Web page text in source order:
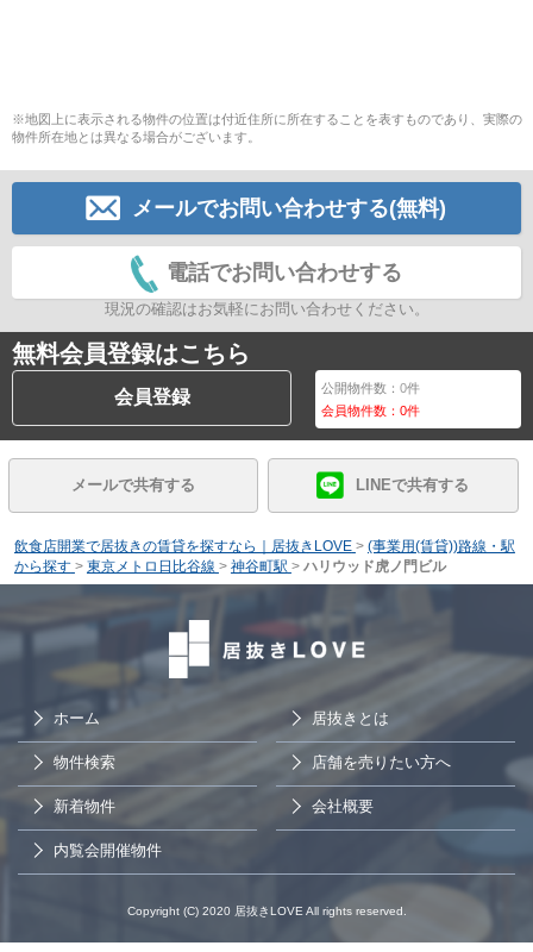
※地図上に表示される物件の位置は付近住所に所在することを表すものであり、実際の
物件所在地とは異なる場合がございます。
メールでお問い合わせする(無料)
電話でお問い合わせする
現況の確認はお気軽にお問い合わせください。
無料会員登録はこちら
会員登録 公開物件数：0件
会員物件数：0件
メールで共有する LINEで共有する
飲食店開業で居抜きの賃貸を探すなら｜居抜きLOVE > (事業用(賃貸))路線・駅
から探す > 東京メトロ日比谷線 > 神谷町駅 > ハリウッド虎ノ門ビル
ホーム 居抜きとは
物件検索 店舗を売りたい方へ
新着物件 会社概要
内覧会開催物件
Copyright (C) 2020 居抜きLOVE All rights reserved.